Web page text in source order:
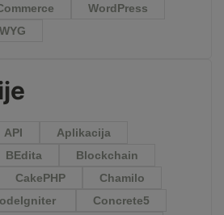
WordPress
API
Aplikacija
BEdita
Blockchain
CakePHP
Chamilo
Concrete5